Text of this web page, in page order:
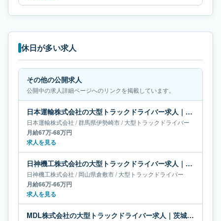
休日が多い求人
その他の公開求人
公開中の求人詳細ページへのリンクを掲載しています。
日本運輸株式会社の大型トラックドライバー求人｜群馬県伊勢崎市｜月給67万-68万円
日本運輸株式会社 /群馬県伊勢崎市/大型トラックドライバー
月給67万-68万円
求人を見る
日神機工株式会社の大型トラックドライバー求人｜岡山県倉敷市｜月給66万-66万円
日神機工株式会社 /岡山県倉敷市/大型トラックドライバー
月給66万-66万円
求人を見る
MDL株式会社の大型トラックドライバー求人｜茨城県石岡市｜月給66万円